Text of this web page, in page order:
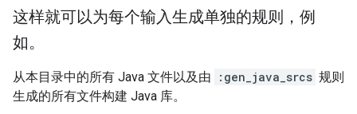
这样就可以为每个输入生成单独的规则，例
如。
从本目录中的所有 Java 文件以及由 :gen_java_srcs 规则
生成的所有文件构建 Java 库。